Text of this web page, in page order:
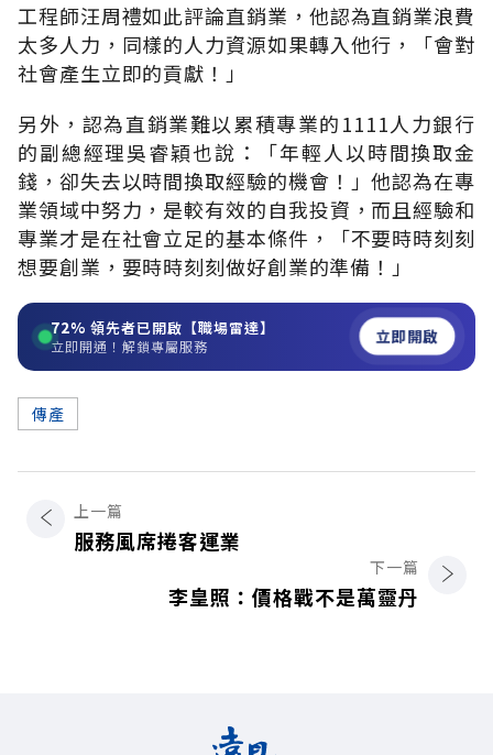
工程師汪周禮如此評論直銷業，他認為直銷業浪費
太多人力，同樣的人力資源如果轉入他行，「會對
社會產生立即的貢獻！」
另外，認為直銷業難以累積專業的1111人力銀行
的副總經理吳睿穎也說：「年輕人以時間換取金
錢，卻失去以時間換取經驗的機會！」他認為在專
業領域中努力，是較有效的自我投資，而且經驗和
專業才是在社會立足的基本條件，「不要時時刻刻
想要創業，要時時刻刻做好創業的準備！」
72% 領先者已開啟【職場雷達】
立即開通！解鎖專屬服務 立即開啟
傳產
上一篇
服務風席捲客運業
下一篇
李皇照：價格戰不是萬靈丹